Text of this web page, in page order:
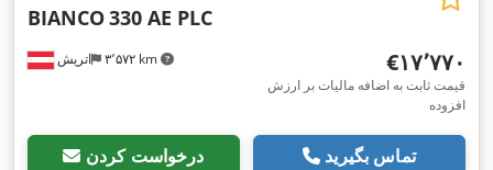
اتریش ۳٬۵۷۲ km
BIANCO330 AE PLC
‎€۱۷٬۷۷۰
قیمت ثابت به اضافه مالیات بر ارزش
افزوده
درخواست کردن تماس بگیرید